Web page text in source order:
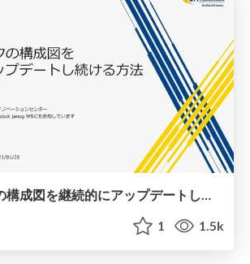
ネットワークの構成図を継続的にアップデートし続ける方法
1 1.5k